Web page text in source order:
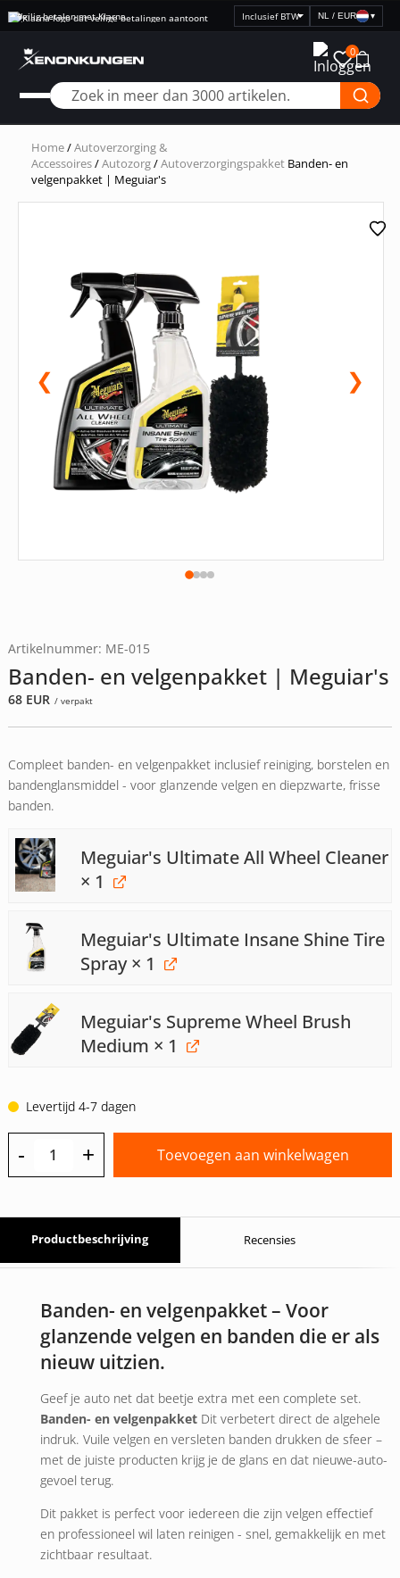
Veilig betalen met Klarna
Selecteer
prijsweergave
NL / EUR ▾
0
Home/Autoverzorging &
Accessoires/Autozorg/Autoverzorgingspakket Banden- en
velgenpakket | Meguiar's
❮ ❯
Artikelnummer: ME-015
Banden- en velgenpakket | Meguiar's
68 EUR / verpakt
Compleet banden- en velgenpakket inclusief reiniging, borstelen en
bandenglansmiddel - voor glanzende velgen en diepzwarte, frisse
banden.
Meguiar's Ultimate All Wheel Cleaner
× 1
Meguiar's Ultimate Insane Shine Tire
Spray× 1
Meguiar's Supreme Wheel Brush
Medium × 1
Levertijd 4-7 dagen
- + Toevoegen aan winkelwagen
Productbeschrijving Recensies
Banden- en velgenpakket – Voor
glanzende velgen en banden die er als
nieuw uitzien.
Geef je auto net dat beetje extra met een complete set.
Banden- en velgenpakketDit verbetert direct de algehele
indruk. Vuile velgen en versleten banden drukken de sfeer –
met de juiste producten krijg je de glans en dat nieuwe-auto-
gevoel terug.
Dit pakket is perfect voor iedereen die zijn velgen effectief
en professioneel wil laten reinigen - snel, gemakkelijk en met
zichtbaar resultaat.